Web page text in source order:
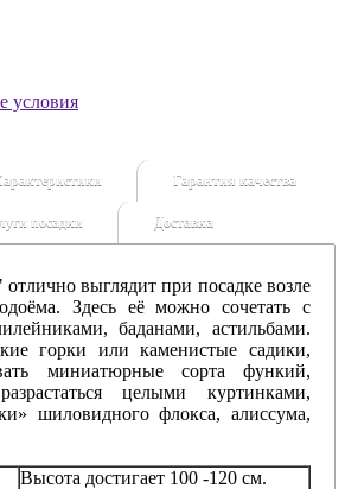
условия
Гарантия качества
посадки Доставка
выглядит при посадке возле
Здесь её можно сочетать с
баданами, астильбами.
горки или каменистые садики,
миниатюрные сорта функий,
целыми куртинками,
шиловидного флокса, алиссума,
Высота достигает 100 -120 см.